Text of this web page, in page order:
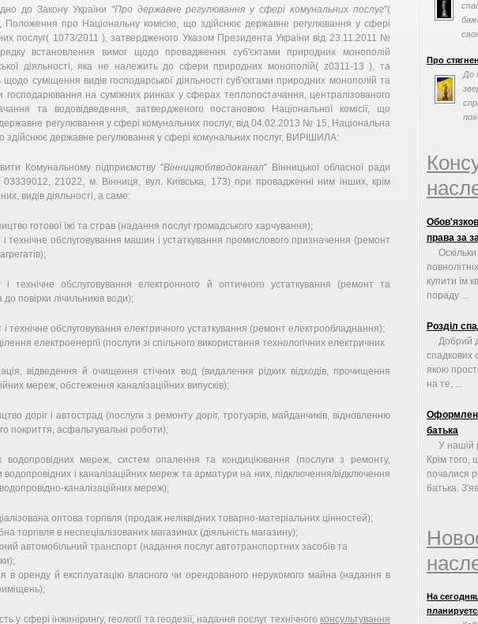
до Закону України "Про державне регулювання у сфері комунальних послуг"(
Положення про Національну комісію, що здійснює державне регулювання у сфері
послуг( 1073/2011 ), затвердженого Указом Президента України від 23.11.2011 №
встановлення вимог щодо провадження суб'єктами природних монополій
діяльності, яка не належить до сфери природних монополій( z0311-13 ), та
суміщення видів господарської діяльності суб'єктами природних монополій та
господарювання на суміжних ринках у сферах теплопостачання, централізованого
та водовідведення, затвердженого постановою Національної комісії, що
регулювання у сфері комунальних послуг, від 04.02.2013 № 15, Національна
здійснює державне регулювання у сфері комунальних послуг, ВИРІШИЛА:
Комунальному підприємству "Вінницяоблводоканал" Вінницької обласної ради
21022, м. Вінниця, вул. Київська, 173) при провадженні ним інших, крім
видів діяльності, а саме:
готової їжі та страв (надання послуг громадського харчування);
технічне обслуговування машин і устаткування промислового призначення (ремонт
і технічне обслуговування електронного й оптичного устаткування (ремонт та
до повірки лічильників води);
і технічне обслуговування електричного устаткування (ремонт електрообладнання);
електроенергії (послуги зі спільного використання технологічних електричних
відведення й очищення стічних вод (видалення рідких відходів, прочищення
мереж, обстеження каналізаційних випусків);
доріг і автострад (послуги з ремонту доріг, тротуарів, майданчиків, відновленню
покриття, асфальтувальні роботи);
водопровідних мереж, систем опалення та кондиціювання (послуги з ремонту,
водопровідних і каналізаційних мереж та арматури на них, підключення/відключення
каналізаційних мереж);
оптова торгівля (продаж неліквідних товарно-матеріальних цінностей);
торгівля в неспеціалізованих магазинах (діяльність магазину);
автомобільний транспорт (надання послуг автотранспортних засобів та
в оренду й експлуатацію власного чи орендованого нерухомого майна (надання в
у сфері інжинірингу, геології та геодезії, надання послуг технічного консультування
Про
До
права за
купити їм
пораду ...
Розділ
Добрий
спадкових
якою
на те, ...
батька
У нашій
Крім того,
почалися
батька.
На